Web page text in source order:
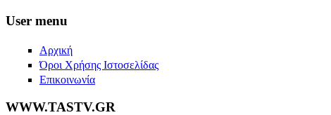
Skip to main content
User menu
Αρχική
Όροι Χρήσης Ιστοσελίδας
Επικοινωνία
WWW.TASTV.GR